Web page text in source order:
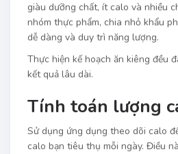
giàu dưỡng chất, ít calo và nhiều
nhóm thực phẩm, chia nhỏ khẩu
dễ dàng và duy trì năng lượng.
Thực hiện kế hoạch ăn kiêng đều
kết quả lâu dài.
Tính toán lượng
Sử dụng ứng dụng theo dõi calo
calo bạn tiêu thụ mỗi ngày. Điều